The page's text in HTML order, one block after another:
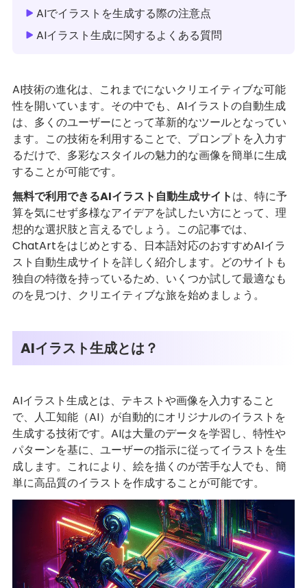
AIでイラストを生成する際の注意点
AIイラスト生成に関するよくある質問
AI技術の進化は、これまでにないクリエイティブな可能
性を開いています。その中でも、AIイラストの自動生成
は、多くのユーザーにとって革新的なツールとなってい
ます。この技術を利用することで、プロンプトを入力す
るだけで、多彩なスタイルの魅力的な画像を簡単に生成
することが可能です。
無料で利用できるAIイラスト自動生成サイトは、特に予
算を気にせず多様なアイデアを試したい方にとって、理
想的な選択肢と言えるでしょう。この記事では、
ChatArtをはじめとする、日本語対応のおすすめAIイラ
スト自動生成サイトを詳しく紹介します。どのサイトも
独自の特徴を持っているため、いくつか試して最適なも
のを見つけ、クリエイティブな旅を始めましょう。
AIイラスト生成とは？
AIイラスト生成とは、テキストや画像を入力すること
で、人工知能（AI）が自動的にオリジナルのイラストを
生成する技術です。AIは大量のデータを学習し、特性や
パターンを基に、ユーザーの指示に従ってイラストを生
成します。これにより、絵を描くのが苦手な人でも、簡
単に高品質のイラストを作成することが可能です。